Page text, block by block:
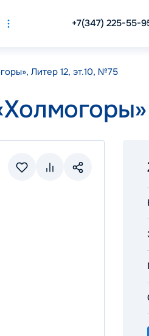
+7(347) 225-55-
Литер 12, эт.10, №75